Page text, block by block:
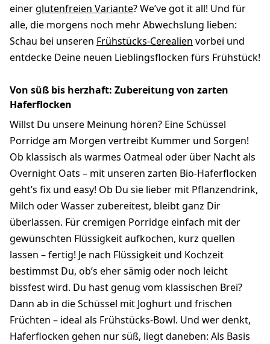
einerglutenfreien Variante? We’ve got it all! Und für
alle, die morgens noch mehr Abwechslung lieben:
Schau bei unseren Frühstücks-Cerealien vorbei und
entdecke Deine neuen Lieblingsflocken fürs Frühstück!
Von süß bis herzhaft: Zubereitung von zarten
Haferflocken
Willst Du unsere Meinung hören? Eine Schüssel
Porridge am Morgen vertreibt Kummer und Sorgen!
Ob klassisch als warmes Oatmeal oder über Nacht als
Overnight Oats – mit unseren zarten Bio-Haferflocken
geht’s fix und easy! Ob Du sie lieber mit Pflanzendrink,
Milch oder Wasser zubereitest, bleibt ganz Dir
überlassen. Für cremigen Porridge einfach mit der
gewünschten Flüssigkeit aufkochen, kurz quellen
lassen – fertig! Je nach Flüssigkeit und Kochzeit
bestimmst Du, ob’s eher sämig oder noch leicht
bissfest wird. Du hast genug vom klassischen Brei?
Dann ab in die Schüssel mit Joghurt und frischen
Früchten – ideal als Frühstücks-Bowl. Und wer denkt,
Haferflocken gehen nur süß, liegt daneben: Als Basis